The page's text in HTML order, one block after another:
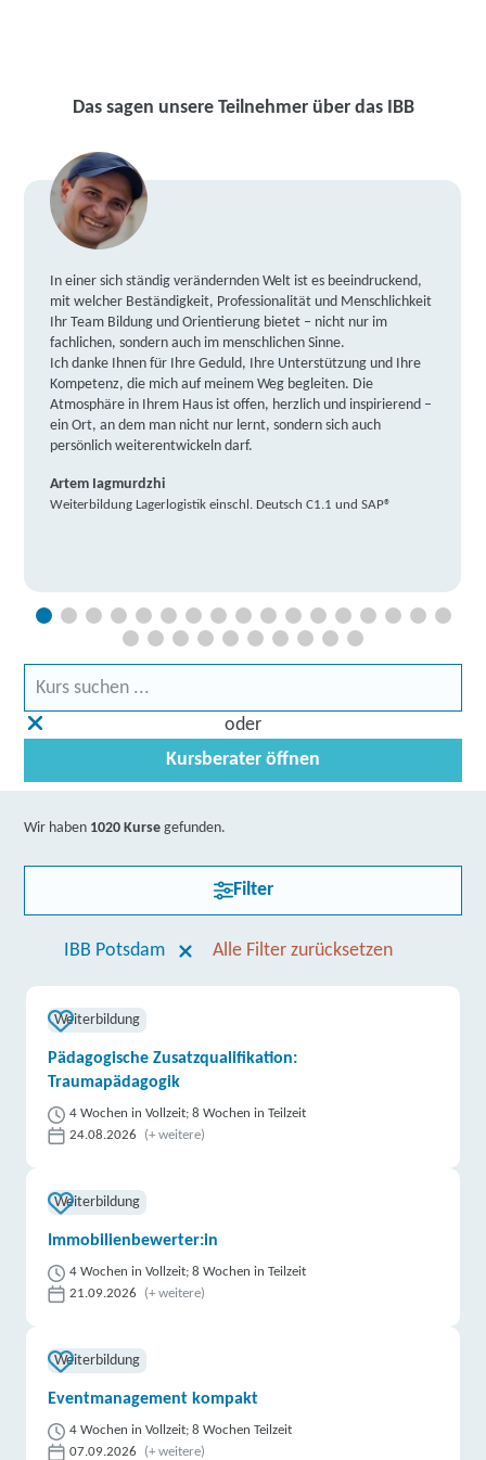
Das sagen unsere Teilnehmer über das IBB
In einer sich ständig verändernden Welt ist es beeindruckend,
mit welcher Beständigkeit, Professionalität und Menschlichkeit
Ihr Team Bildung und Orientierung bietet – nicht nur im
fachlichen, sondern auch im menschlichen Sinne.
Ich danke Ihnen für Ihre Geduld, Ihre Unterstützung und Ihre
Kompetenz, die mich auf meinem Weg begleiten. Die
Atmosphäre in Ihrem Haus ist offen, herzlich und inspirierend –
ein Ort, an dem man nicht nur lernt, sondern sich auch
persönlich weiterentwickeln darf.
Artem Iagmurdzhi
Weiterbildung Lagerlogistik einschl. Deutsch C1.1 und SAP®
oder
Kursberater öffnen
Wir haben 1020 Kurse gefunden.
Filter
IBB Potsdam Alle Filter zurücksetzen
Weiterbildung
Pädagogische Zusatzqualifikation:
Traumapädagogik
4 Wochen in Vollzeit; 8 Wochen in Teilzeit
24.08.2026
(+ weitere)
Weiterbildung
Immobilienbewerter:in
4 Wochen in Vollzeit; 8 Wochen in Teilzeit
21.09.2026
(+ weitere)
Weiterbildung
Eventmanagement kompakt
4 Wochen in Vollzeit; 8 Wochen Teilzeit
07.09.2026
(+ weitere)